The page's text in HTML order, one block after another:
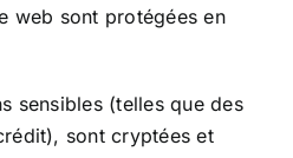
web sont protégées en
sensibles (telles que des
sont cryptées et